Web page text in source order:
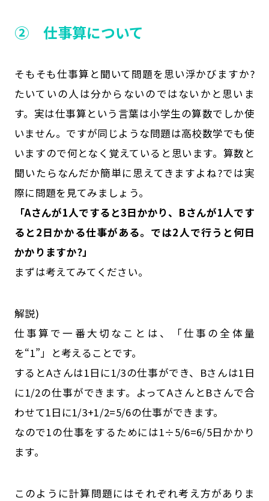
② 仕事算について
そもそも仕事算と聞いて問題を思い浮かびますか?
たいていの人は分からないのではないかと思いま
す。実は仕事算という言葉は小学生の算数でしか使
いません。ですが同じような問題は高校数学でも使
いますので何となく覚えていると思います。算数と
聞いたらなんだか簡単に思えてきますよね?では実
際に問題を見てみましょう。
「Aさんが1人ですると3日かかり、Bさんが1人です
ると2日かかる仕事がある。では2人で行うと何日
かかりますか?」
まずは考えてみてください。
解説)
仕事算で一番大切なことは、「仕事の全体量
を“1”」と考えることです。
するとAさんは1日に1/3の仕事ができ、Bさんは1日
に1/2の仕事ができます。よってAさんとBさんで合
わせて1日に1/3+1/2=5/6の仕事ができます。
なので1の仕事をするためには1÷5/6=6/5日かかり
ます。
このように計算問題にはそれぞれ考え方がありま